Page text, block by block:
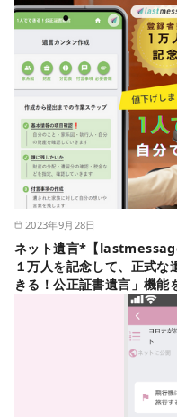
2023年9月28日
ネット遺言*【
１万人を記念して、正式
きる！公正証書遺言」機能